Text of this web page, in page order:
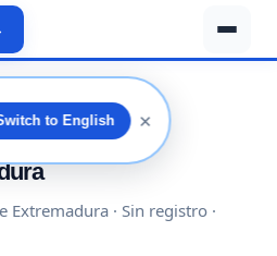
· Sin registro ·
to English ✕